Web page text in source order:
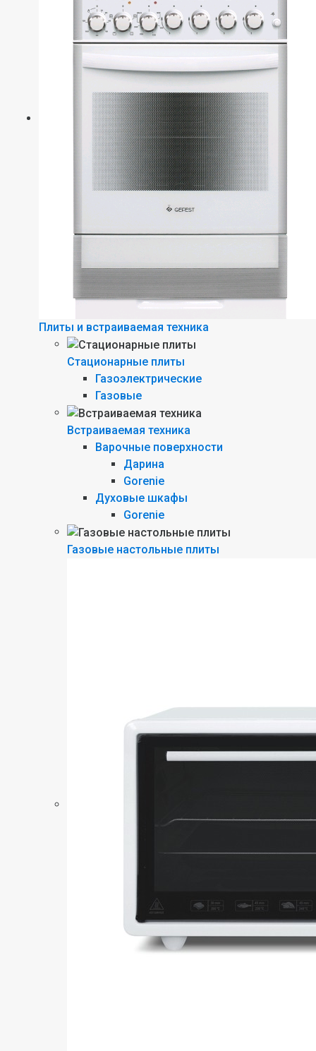
Плиты и встраиваемая техника
Стационарные плиты
Газоэлектрические
Газовые
Встраиваемая техника
Варочные поверхности
Дарина
Gorenie
Духовые шкафы
Gorenie
Газовые настольные плиты